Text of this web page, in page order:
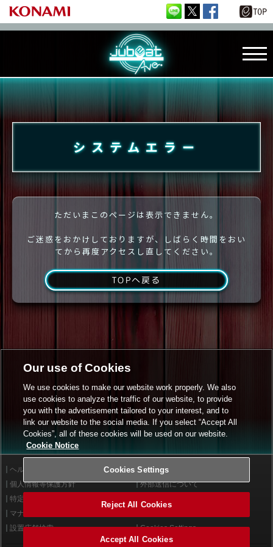
システムエラー
ただいまこのページは表示できません。
ご迷惑をおかけしておりますが、しばらく時間をおい
てから再度アクセスし直してください。
TOPへ戻る
ヘルプ
利用規約
個人情報等保護方針
外部送信について
特定商取引法に基づく表示
マナー＆ルール
設置店舗検索
Cookies Settings
Our use of Cookies
We use cookies to make our website work properly. We also
use cookies to analyze the traffic of our website, to provide
you with the advertisement tailored to your interest, and to
link our website to the social media. If you select “Accept All
Cookies”, all of these cookies will be used on our website.
Cookie Notice
Cookies Settings
Reject All Cookies
Accept All Cookies